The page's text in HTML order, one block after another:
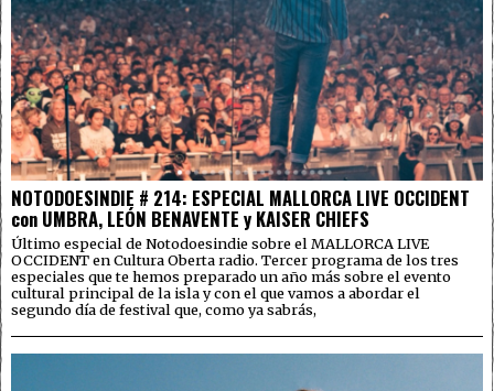
NOTODOESINDIE # 214: ESPECIAL MALLORCA LIVE OCCIDENT
con UMBRA, LEÓN BENAVENTE y KAISER CHIEFS
Último especial de Notodoesindie sobre el MALLORCA LIVE
OCCIDENT en Cultura Oberta radio. Tercer programa de los tres
especiales que te hemos preparado un año más sobre el evento
cultural principal de la isla y con el que vamos a abordar el
segundo día de festival que, como ya sabrás,